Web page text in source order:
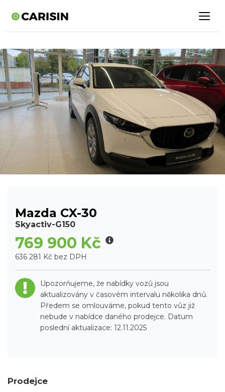
Mazda CX-30
Skyactiv-G150
769 900 Kč
636 281 Kč bez DPH
Upozorňujeme, že nabídky vozů jsou
aktualizovány v časovém intervalu několika dnů.
Předem se omlouváme, pokud tento vůz již
nebude v nabídce daného prodejce. Datum
poslední aktualizace: 12.11.2025
Prodejce